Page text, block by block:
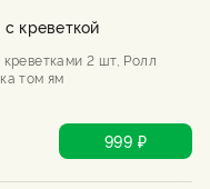
креветкой
2 шт, Ролл
том ям
999 ₽